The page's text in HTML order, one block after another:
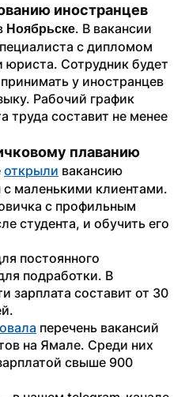
иностранцев
Ноябрьске
с дипломом
юриста. Сотрудник будет
у иностранцев
Рабочий график
труда составит не менее
плаванию
открыли вакансию
маленькими клиентами.
с профильным
студента, и обучить его
постоянного
подработки. В
зарплата составит от 30
перечень вакансий
на Ямале. Среди них
свыше 900